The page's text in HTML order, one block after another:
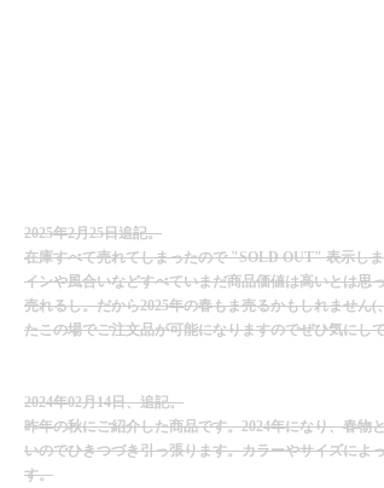
2025年2月25日追記。
在庫すべて売れてしまったので "SOLD OUT" 表示し
インや風合いなどすべていまだ商品価値は高いとは思
売れるし。だから2025年の春もま売るかもしれません
たこの場でご注文品が可能になりますのでぜひ気にし
2024年02月14日、追記。
昨年の秋にご紹介した商品です。2024年になり、春物
いのでひきつづき引っ張ります。カラーやサイズによ
す。